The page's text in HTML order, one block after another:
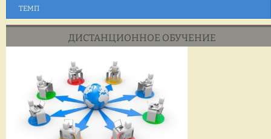
ТЕМП
ДИСТАНЦИОННОЕ ОБУЧЕНИЕ